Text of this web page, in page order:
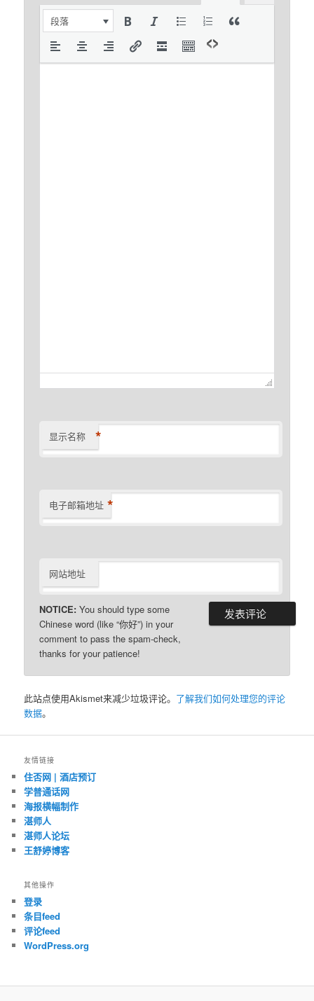
段落
显示名称 *
电子邮箱地址 *
网站地址
NOTICE: You should type some
Chinese word (like “你好”) in your
comment to pass the spam-check,
thanks for your patience!
此站点使用Akismet来减少垃圾评论。 了解我们如何处理您的评论
数据。
友情链接
住否网 | 酒店预订
学普通话网
海报横幅制作
湛师人
湛师人论坛
王舒婷博客
其他操作
登录
条目feed
评论feed
WordPress.org